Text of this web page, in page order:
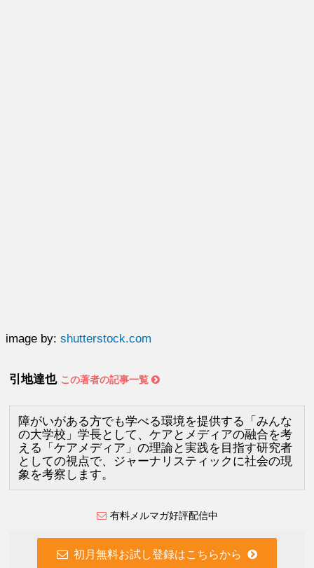
image by:shutterstock.com
引地達也 この著者の記事一覧
障がいがある方でも学べる環境を提供する「みんな
の大学校」学長として、ケアとメディアの融合を考
える「ケアメディア」の理論と実践を目指す研究者
としての視点で、ジャーナリスティックに社会の現
象を考察します。
有料メルマガ好評配信中
初月無料お試し登録はこちらから